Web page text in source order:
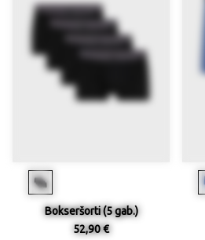
Bokseršorti (5 gab.)
52,90 €